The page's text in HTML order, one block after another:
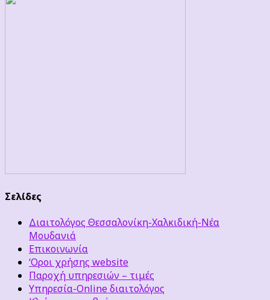
Σελίδες
Διαιτολόγος Θεσσαλονίκη-Χαλκιδική-Νέα
Μουδανιά
Επικοινωνία
‘Οροι χρήσης website
Παροχή υπηρεσιών – τιμές
Υπηρεσία-Online διαιτολόγος